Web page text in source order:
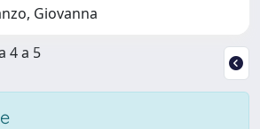
Giovanna
4 a 5